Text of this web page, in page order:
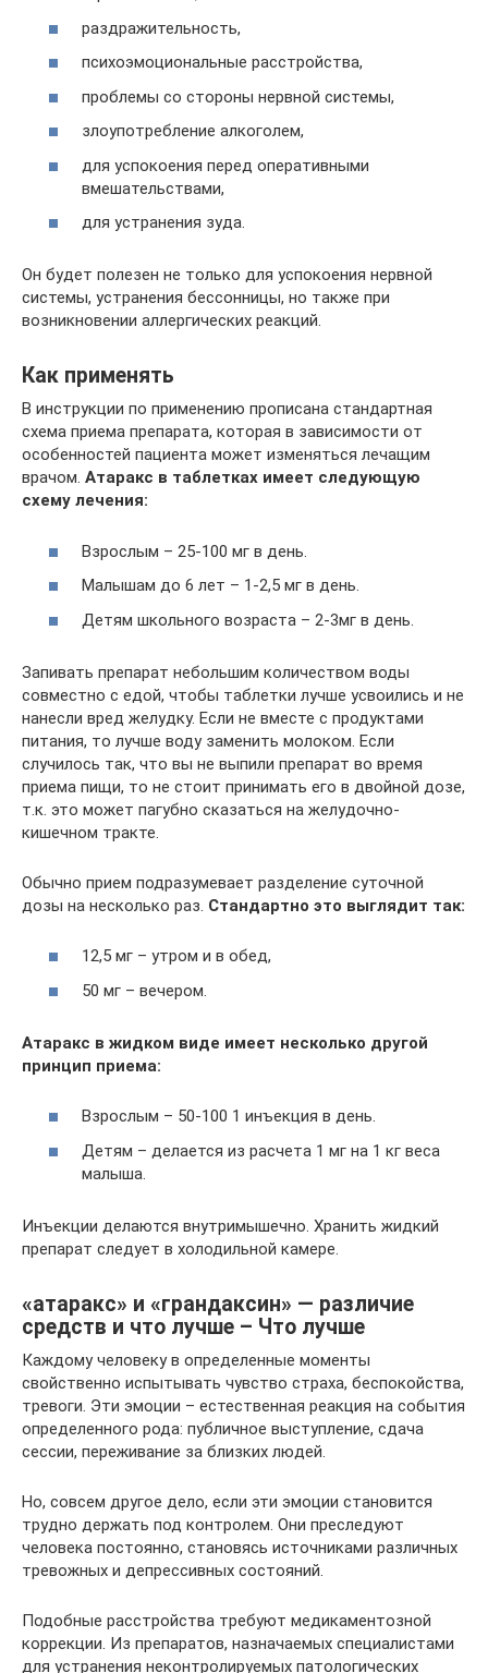
раздражительность,
психоэмоциональные расстройства,
проблемы со стороны нервной системы,
злоупотребление алкоголем,
для успокоения перед оперативными
вмешательствами,
для устранения зуда.
Он будет полезен не только для успокоения нервной
системы, устранения бессонницы, но также при
возникновении аллергических реакций.
Как применять
В инструкции по применению прописана стандартная
схема приема препарата, которая в зависимости от
особенностей пациента может изменяться лечащим
врачом. Атаракс в таблетках имеет следующую
схему лечения:
Взрослым – 25-100 мг в день.
Малышам до 6 лет – 1-2,5 мг в день.
Детям школьного возраста – 2-3мг в день.
Запивать препарат небольшим количеством воды
совместно с едой, чтобы таблетки лучше усвоились и не
нанесли вред желудку. Если не вместе с продуктами
питания, то лучше воду заменить молоком. Если
случилось так, что вы не выпили препарат во время
приема пищи, то не стоит принимать его в двойной дозе,
т.к. это может пагубно сказаться на желудочно-
кишечном тракте.
Обычно прием подразумевает разделение суточной
дозы на несколько раз. Стандартно это выглядит так:
12,5 мг – утром и в обед,
50 мг – вечером.
Атаракс в жидком виде имеет несколько другой
принцип приема:
Взрослым – 50-100 1 инъекция в день.
Детям – делается из расчета 1 мг на 1 кг веса
малыша.
Инъекции делаются внутримышечно. Хранить жидкий
препарат следует в холодильной камере.
«атаракс» и «грандаксин» — различие
средств и что лучше – Что лучше
Каждому человеку в определенные моменты
свойственно испытывать чувство страха, беспокойства,
тревоги. Эти эмоции – естественная реакция на события
определенного рода: публичное выступление, сдача
сессии, переживание за близких людей.
Но, совсем другое дело, если эти эмоции становится
трудно держать под контролем. Они преследуют
человека постоянно, становясь источниками различных
тревожных и депрессивных состояний.
Подобные расстройства требуют медикаментозной
коррекции. Из препаратов, назначаемых специалистами
для устранения неконтролируемых патологических